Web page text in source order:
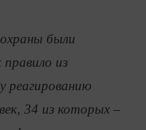
были
правило из
реагированию
34 из которых –